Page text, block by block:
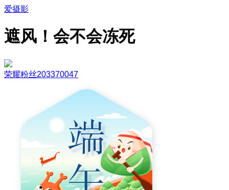
爱摄影
遮风！会不会冻死
荣耀粉丝203370047